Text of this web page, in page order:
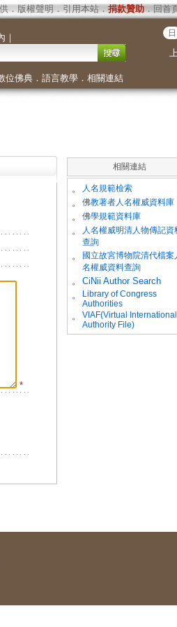
． 版權聲明 ． 引用本站． 捐款贊助．回首
｜ 日
位佛典． 語言教學． 相關連結
*
相關連結
。 人名規範檢索
。 佛教著者人名權威資料庫
。 佛學規範資料庫
。
人名權威明清人物傳記資
查詢
。
國立故宮博物院清代檔案
名權威資料查詢
。
CiNii Author Search
。
Library of Congress
Authorities
。
VIAF(Virtual International
Authority File)